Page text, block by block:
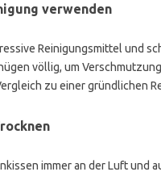
verwenden
Reinigungsmittel und
völlig, um
zu einer gründlichen
immer an der Luft und